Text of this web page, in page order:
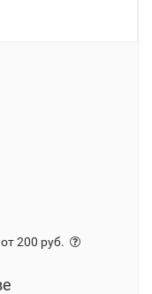
200 руб.